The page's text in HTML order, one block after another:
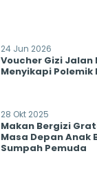
24 Jun 2026
Voucher Gizi
Menyikapi Polemik
28 Okt 2025
Makan Bergizi
Masa Depan Anak
Sumpah Pemuda